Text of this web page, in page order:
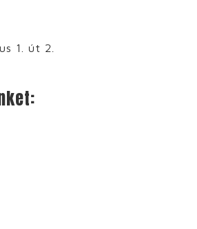
1. út 2.